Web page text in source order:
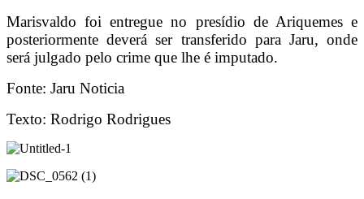
Marisvaldo foi entregue no presídio de Ariquemes e
posteriormente deverá ser transferido para Jaru, onde
será julgado pelo crime que lhe é imputado.
Fonte: Jaru Noticia
Texto: Rodrigo Rodrigues